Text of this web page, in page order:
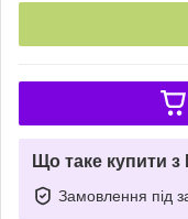
Що таке купити
Замовлення під